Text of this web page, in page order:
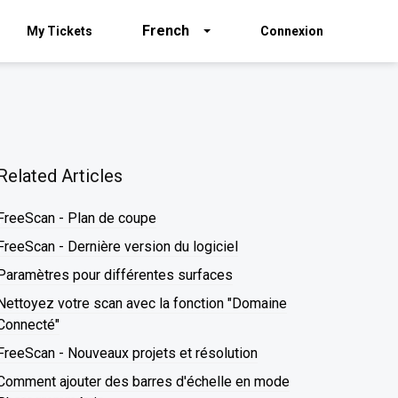
My Tickets French Connexion
Articles
- Plan de coupe
- Dernière version du logiciel
pour différentes surfaces
votre scan avec la fonction "Domaine
- Nouveaux projets et résolution
ajouter des barres d'échelle en mode